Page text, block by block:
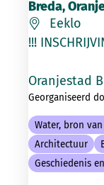
Breda,
Eeklo
!!!
!!!
Oranjestad
Georganiseerd
Water, bron
Architectuur
Geschiedenis